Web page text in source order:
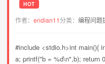
HOT
作者：endian11分类：编程问题
#include <stdio.h>int main(){
a; printf("b = %d\n",b); return